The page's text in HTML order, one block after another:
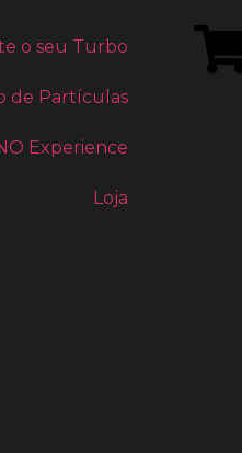
o seu Turbo
de Partículas
Experience
Loja